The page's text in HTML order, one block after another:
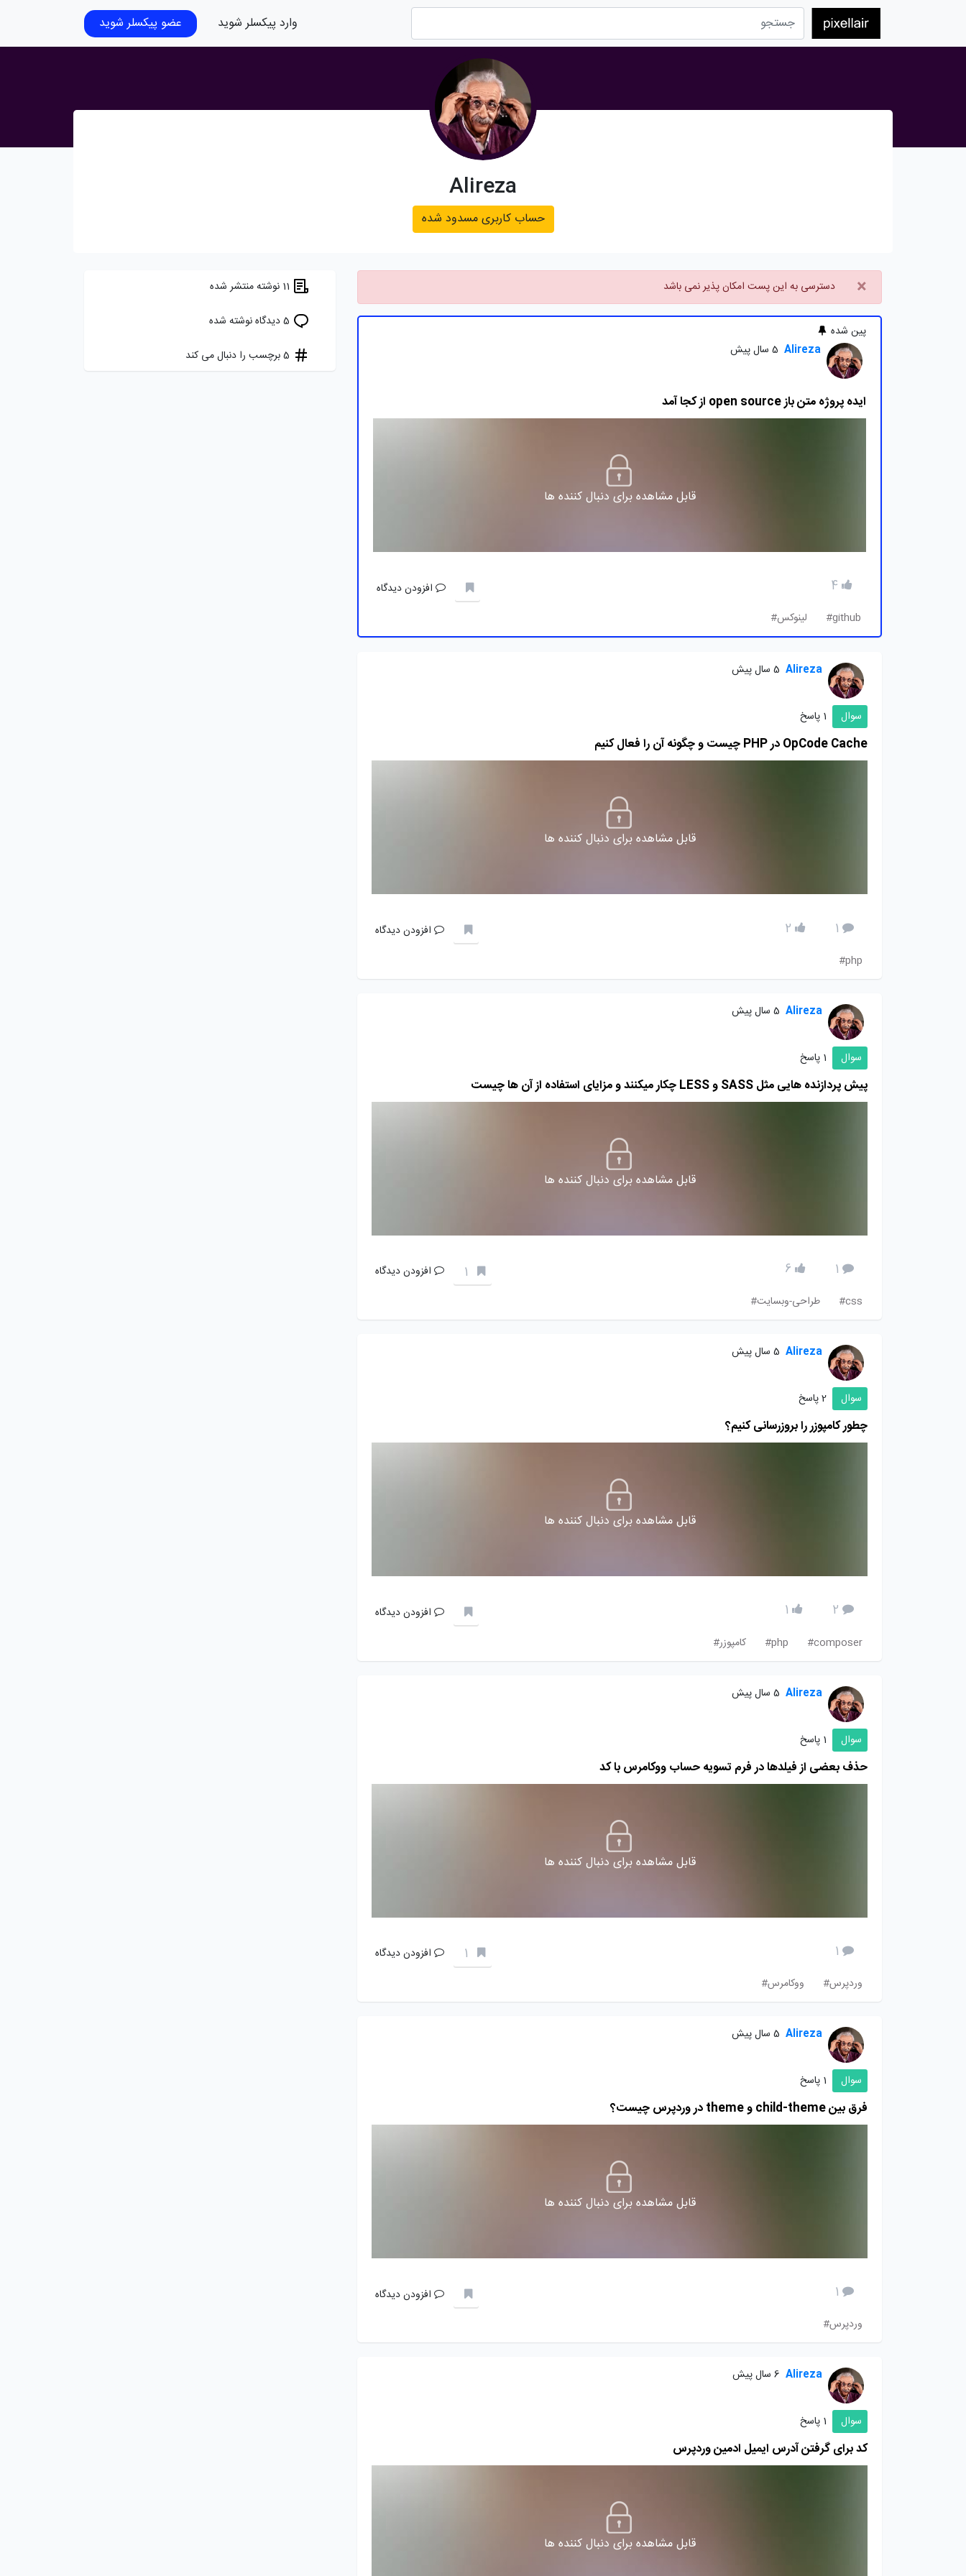
وارد پیکسلر شوید عضو پیکسلر شوید
Alireza
حساب کاربری مسدود شده
× دسترسی به این پست امکان پذیر نمی باشد
پین شده
Alireza 5 سال پیش
ایده پروژه متن باز open source از کجا آمد
قابل مشاهده برای دنبال کننده ها
4
افزودن دیدگاه
github#
لینوکس#
Alireza 5 سال پیش
سوال 1 پاسخ
OpCode Cache در PHP چیست و چگونه آن را فعال کنیم
قابل مشاهده برای دنبال کننده ها
1
2
افزودن دیدگاه
php#
Alireza 5 سال پیش
سوال 1 پاسخ
پیش پردازنده هایی مثل SASS و LESS چکار میکنند و مزایای استفاده از آن ها چیست
قابل مشاهده برای دنبال کننده ها
1
6
1
افزودن دیدگاه
css#
طراحی-وبسایت#
Alireza 5 سال پیش
سوال 2 پاسخ
چطور کامپوزر را بروزرسانی کنیم؟
قابل مشاهده برای دنبال کننده ها
2
1
افزودن دیدگاه
composer#
php# کامپوزر#
Alireza 5 سال پیش
سوال 1 پاسخ
حذف بعضی از فیلدها در فرم تسویه حساب ووکامرس با کد
قابل مشاهده برای دنبال کننده ها
1
1
افزودن دیدگاه
وردپرس#
ووکامرس#
Alireza 5 سال پیش
سوال 1 پاسخ
فرق بین child-theme و theme در وردپرس چیست؟
قابل مشاهده برای دنبال کننده ها
1
افزودن دیدگاه
وردپرس#
Alireza 6 سال پیش
سوال 1 پاسخ
کد برای گرفتن آدرس ایمیل ادمین وردپرس
قابل مشاهده برای دنبال کننده ها